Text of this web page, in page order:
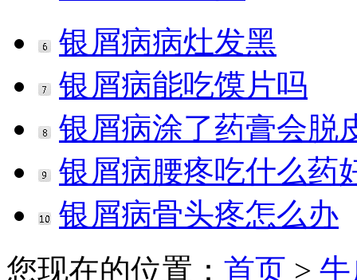
银屑病病灶发黑
银屑病能吃馍片吗
银屑病涂了药膏会脱
银屑病腰疼吃什么药
银屑病骨头疼怎么办
您现在的位置： 首页 >